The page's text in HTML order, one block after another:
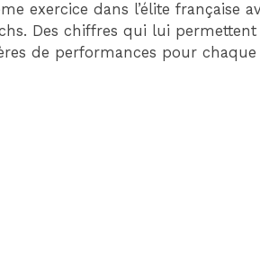
exercice dans l’élite française
Des chiffres qui lui
de performances pour chaque